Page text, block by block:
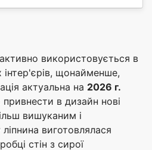
використовується в
щонайменше,
актуальна на 2026 г.
в дизайн нові
вишуканим і
виготовлялася
стін з сирої